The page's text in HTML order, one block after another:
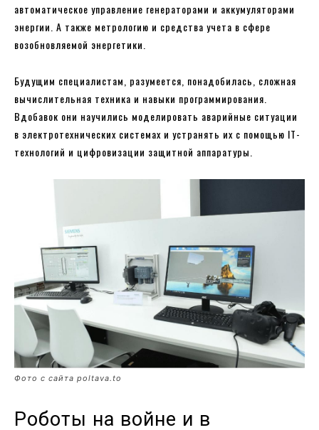
автоматическое управление генераторами и аккумуляторами
энергии. А также метрологию и средства учета в сфере
возобновляемой энергетики.
Будущим специалистам, разумеется, понадобилась, сложная
вычислительная техника и навыки программирования.
Вдобавок они научились моделировать аварийные ситуации
в электротехнических системах и устранять их с помощью IT-
технологий и цифровизации защитной аппаратуры.
Фото с сайта poltava.to
Роботы на войне и в